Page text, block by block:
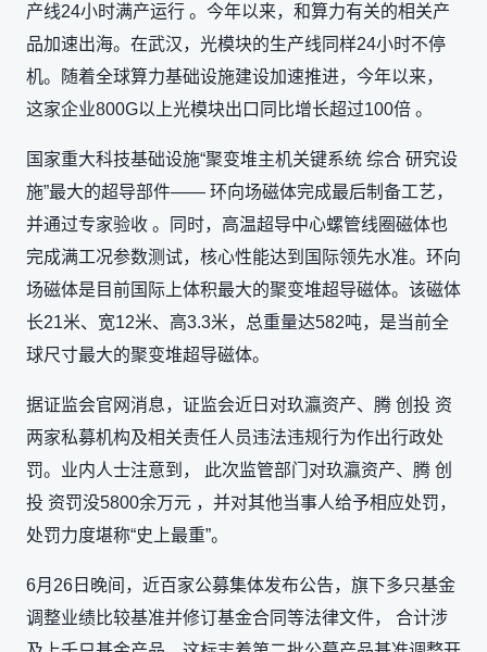
产线24小时满产运行 。今年以来，和算力有关的相关产
品加速出海。在武汉，光模块的生产线同样24小时不停
机。随着全球算力基础设施建设加速推进，今年以来，
这家企业800G以上光模块出口同比增长超过100倍 。
国家重大科技基础设施“聚变堆主机关键系统 综合 研究设
施”最大的超导部件—— 环向场磁体完成最后制备工艺，
并通过专家验收 。同时，高温超导中心螺管线圈磁体也
完成满工况参数测试，核心性能达到国际领先水准。环向
场磁体是目前国际上体积最大的聚变堆超导磁体。该磁体
长21米、宽12米、高3.3米，总重量达582吨，是当前全
球尺寸最大的聚变堆超导磁体。
据证监会官网消息，证监会近日对玖瀛资产、腾 创投 资
两家私募机构及相关责任人员违法违规行为作出行政处
罚。业内人士注意到， 此次监管部门对玖瀛资产、腾 创
投 资罚没5800余万元 ，并对其他当事人给予相应处罚，
处罚力度堪称“史上最重”。
6月26日晚间，近百家公募集体发布公告，旗下多只基金
调整业绩比较基准并修订基金合同等法律文件， 合计涉